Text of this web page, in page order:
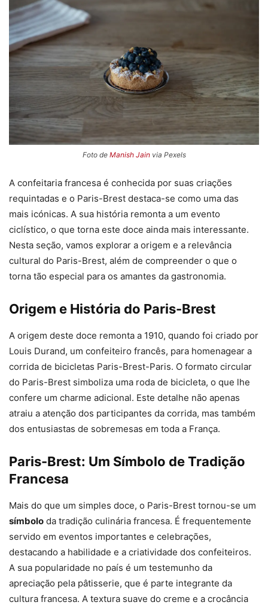
Foto de Manish Jainvia Pexels
A confeitaria francesa é conhecida por suas criações
requintadas e o Paris-Brest destaca-se como uma das
mais icónicas. A sua história remonta a um evento
ciclístico, o que torna este doce ainda mais interessante.
Nesta seção, vamos explorar a origem e a relevância
cultural do Paris-Brest, além de compreender o que o
torna tão especial para os amantes da gastronomia.
Origem e História do Paris-Brest
A origem deste doce remonta a 1910, quando foi criado por
Louis Durand, um confeiteiro francês, para homenagear a
corrida de bicicletas Paris-Brest-Paris. O formato circular
do Paris-Brest simboliza uma roda de bicicleta, o que lhe
confere um charme adicional. Este detalhe não apenas
atraiu a atenção dos participantes da corrida, mas também
dos entusiastas de sobremesas em toda a França.
Paris-Brest: Um Símbolo de Tradição
Francesa
Mais do que um simples doce, o Paris-Brest tornou-se um
símbolo da tradição culinária francesa. É frequentemente
servido em eventos importantes e celebrações,
destacando a habilidade e a criatividade dos confeiteiros.
A sua popularidade no país é um testemunho da
apreciação pela pâtisserie, que é parte integrante da
cultura francesa. A textura suave do creme e a crocância